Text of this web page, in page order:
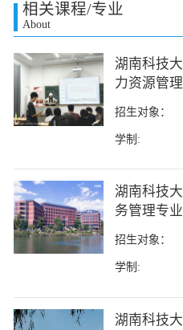
相关课程/专业
About
湖南科技
力资源管
招生对象：
学制:
湖南科技
务管理专
招生对象：
学制:
湖南科技